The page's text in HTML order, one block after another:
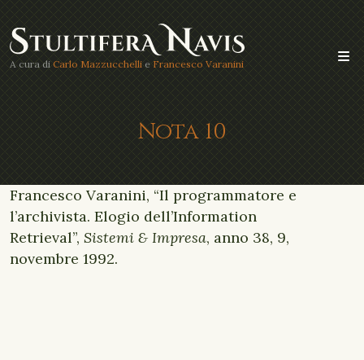
A cura di Carlo Mazzucchelli e Francesco Varanini
Nota 10
Francesco Varanini, “Il programmatore e
l’archivista. Elogio dell’Information
Retrieval”, Sistemi & Impresa, anno 38, 9,
novembre 1992.